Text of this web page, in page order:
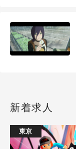
新着求人
東京